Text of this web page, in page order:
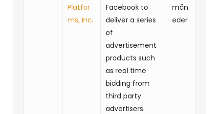
Platfor
ms, Inc.
Facebook to
deliver a series
of
advertisement
products such
as real time
bidding from
third party
advertisers.
mån
eder